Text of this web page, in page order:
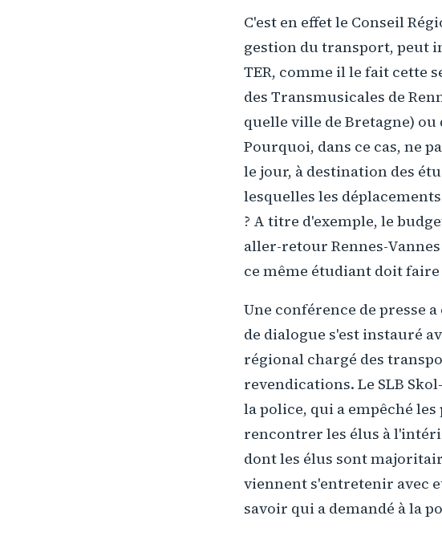
C'est en effet le Conseil
gestion du transport, peut
TER, comme il le fait cette
des Transmusicales de
quelle ville de Bretagne)
Pourquoi, dans ce cas, ne
le jour, à destination des
lesquelles les
? A titre d'exemple, le
aller-retour Rennes-
ce même étudiant doit
Une conférence de presse
de dialogue s'est instauré
régional chargé des
revendications. Le SLB
la police, qui a empêché
rencontrer les élus à
dont les élus sont
viennent s'entretenir avec
savoir qui a demandé à la